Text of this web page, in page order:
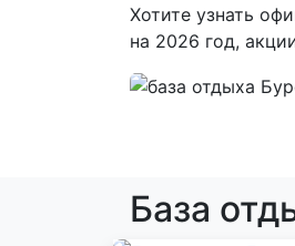
Хотите узнать
на 2026 год,
База